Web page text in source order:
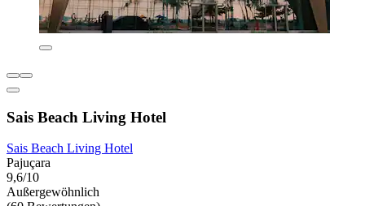
Sais Beach Living Hotel
Sais Beach Living Hotel
Pajuçara
9,6/10
Außergewöhnlich